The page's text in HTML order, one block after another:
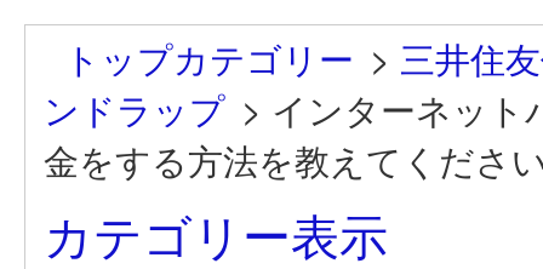
トップカテゴリー > 三井住
ンドラップ > インターネット
金をする方法を教えてくださ
カテゴリー表示